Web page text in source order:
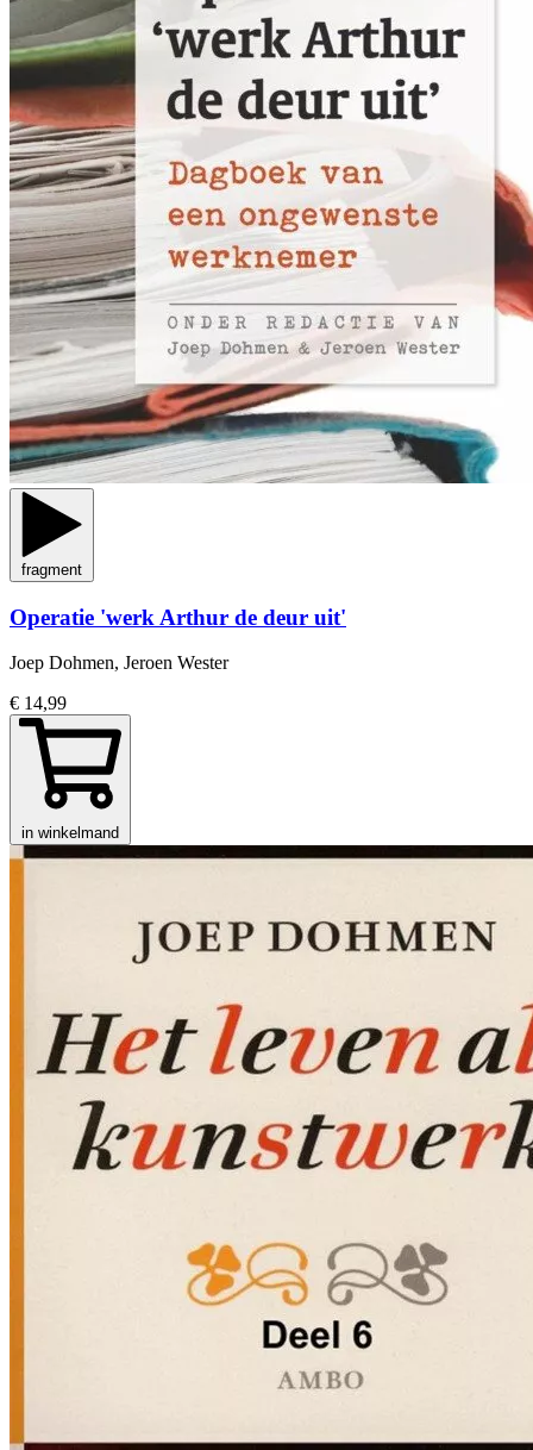
fragment
Operatie 'werk Arthur de deur uit'
Joep Dohmen, Jeroen Wester
€ 14,99
in winkelmand